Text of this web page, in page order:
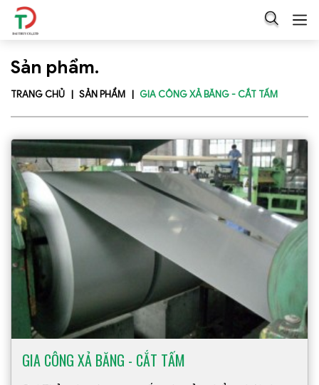
Sản phẩm.
TRANG CHỦ SẢN PHẨM GIA CÔNG XẢ BĂNG - CẮT TẤM
GIA CÔNG XẢ BĂNG - CẮT TẤM